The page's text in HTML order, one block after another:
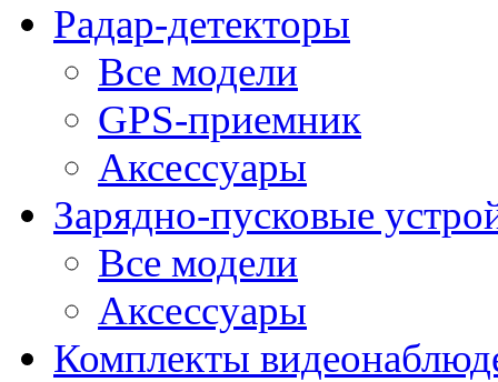
Радар-детекторы
Все модели
GPS-приемник
Аксессуары
Зарядно-пусковые
Все модели
Аксессуары
Комплекты